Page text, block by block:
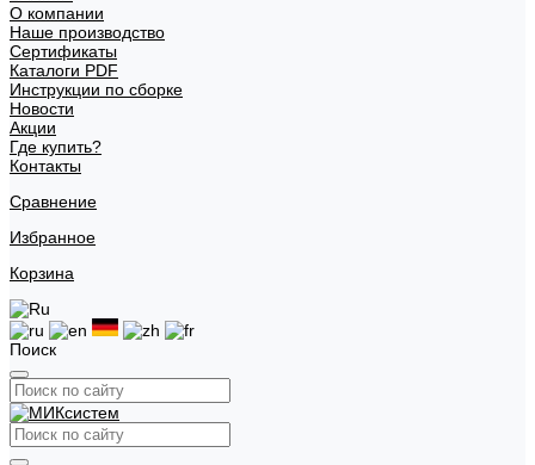
О компании
Наше производство
Сертификаты
Каталоги PDF
Инструкции по сборке
Новости
Акции
Где купить?
Контакты
Сравнение
Избранное
Корзина
Поиск